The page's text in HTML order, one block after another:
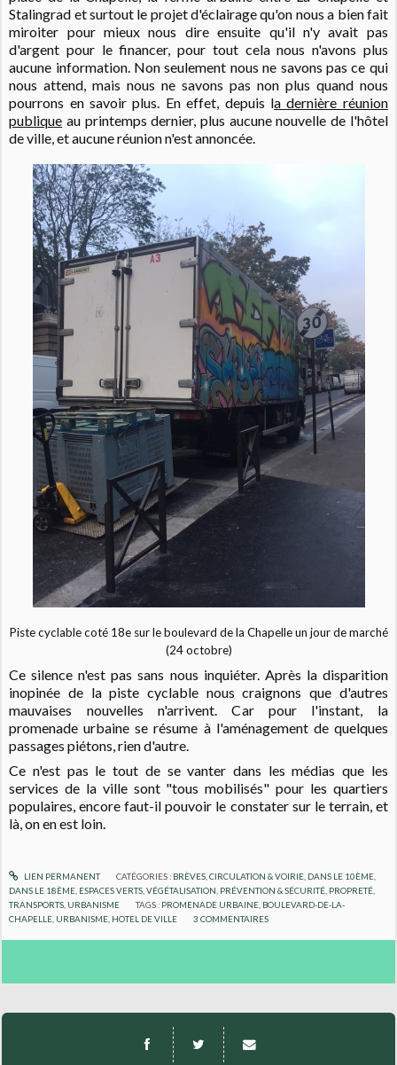
Stalingrad et surtout le projet d'éclairage qu'on nous a bien fait
miroiter pour mieux nous dire ensuite qu'il n'y avait pas
d'argent pour le financer, pour tout cela nous n'avons plus
aucune information. Non seulement nous ne savons pas ce qui
nous attend, mais nous ne savons pas non plus quand nous
pourrons en savoir plus. En effet, depuis la dernière réunion
publique au printemps dernier, plus aucune nouvelle de l'hôtel
de ville, et aucune réunion n'est annoncée.
Piste cyclable coté 18e sur le boulevard de la Chapelle un jour de marché
(24 octobre)
Ce silence n'est pas sans nous inquiéter. Après la disparition
inopinée de la piste cyclable nous craignons que d'autres
mauvaises nouvelles n'arrivent. Car pour l'instant, la
promenade urbaine se résume à l'aménagement de quelques
passages piétons, rien d'autre.
Ce n'est pas le tout de se vanter dans les médias que les
services de la ville sont "tous mobilisés" pour les quartiers
populaires, encore faut-il pouvoir le constater sur le terrain, et
là, on en est loin.
LIEN PERMANENT CATÉGORIES : BRÈVES, CIRCULATION & VOIRIE, DANS LE 10ÈME,
DANS LE 18ÈME ESPACES VERTS, VÉGÉTALISATION PRÉVENTION & SÉCURITÉ PROPRETÉ
TRANSPORTS URBANISME TAGS : PROMENADE URBAINE BOULEVARD-DE-LA-
CHAPELLE URBANISME HOTEL DE VILLE 3 COMMENTAIRES